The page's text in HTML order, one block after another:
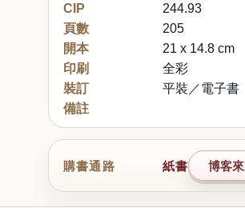
CIP
244.93
頁數
205
開本
21 x 14.8 cm
印刷
全彩
裝訂
平裝／電子書
備註
購書通路 紙書 博客來